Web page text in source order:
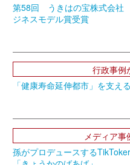
第58回 うきはの宝株式会
ジネスモデル賞受賞
行政事例
「健康寿命延伸都市」を支え
メディア
孫がプロデュースする